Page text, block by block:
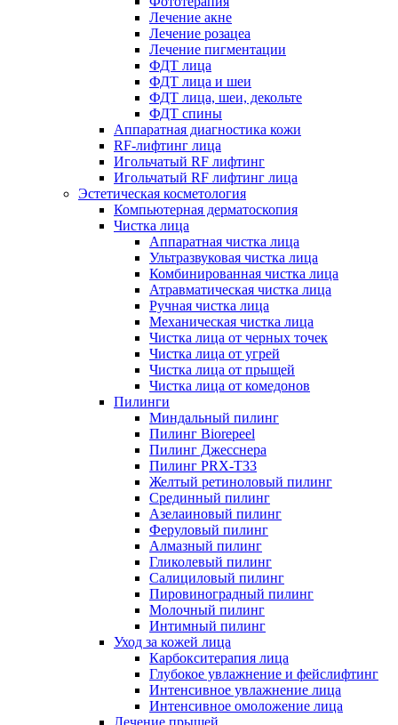
Лечение акне
Лечение розацеа
Лечение пигментации
ФДТ лица
ФДТ лица и шеи
ФДТ лица, шеи, декольте
ФДТ спины
Аппаратная диагностика кожи
RF-лифтинг лица
Игольчатый RF лифтинг
Игольчатый RF лифтинг лица
Эстетическая косметология
Компьютерная дерматоскопия
Чистка лица
Аппаратная чистка лица
Ультразвуковая чистка лица
Комбинированная чистка лица
Атравматическая чистка лица
Ручная чистка лица
Механическая чистка лица
Чистка лица от черных точек
Чистка лица от угрей
Чистка лица от прыщей
Чистка лица от комедонов
Пилинги
Миндальный пилинг
Пилинг Biorepeel
Пилинг Джесснера
Пилинг PRX-T33
Желтый ретиноловый пилинг
Срединный пилинг
Азелаиновый пилинг
Феруловый пилинг
Алмазный пилинг
Гликолевый пилинг
Салициловый пилинг
Пировиноградный пилинг
Молочный пилинг
Интимный пилинг
Уход за кожей лица
Карбокситерапия лица
Глубокое увлажнение и фейслифтинг
Интенсивное увлажнение лица
Интенсивное омоложение лица
Лечение прыщей